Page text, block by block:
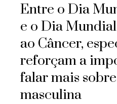
Entre o Dia
e o Dia
ao Câncer,
reforçam a
falar mais
masculina